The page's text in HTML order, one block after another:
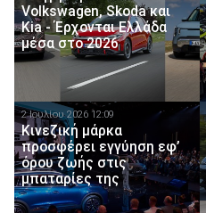
Volkswagen, Skoda και
Kia - Έρχονται Ελλάδα
μέσα στο 2026
2 Ιουλίου 2026 12:09
Κινεζική μάρκα
προσφέρει εγγύηση εφ’
όρου ζωής στις
μπαταρίες της